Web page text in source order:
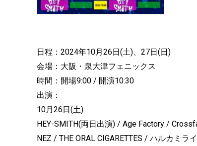
日程：2024年10月26日(土)、27日(日)
会場：大阪・泉大津フェニックス
時間：開場9:00 / 開演10:30
出演：
10月26日(土)
HEY-SMITH(両日出演) / Age Factory /
NEZ / THE ORAL CIGARETTES / ハルカミラ